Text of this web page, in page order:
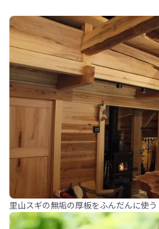
里山スギの無垢の厚板をふんだんに使う